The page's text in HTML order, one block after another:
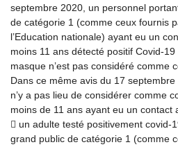
septembre 2020, un personnel
de catégorie 1 (comme ceux fournis
l’Education nationale) ayant eu un
moins 11 ans détecté positif Covid-
masque n’est pas considéré comme
Dans ce même avis du 17 septembre
n’y a pas lieu de considérer comme
moins de 11 ans ayant eu un contact
 un adulte testé positivement covid-
grand public de catégorie 1 (comme